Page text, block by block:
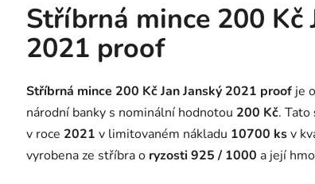
Stříbrná mince 200 Kč
2021 proof
Stříbrná mince 200 Kč Jan Janský 2021 proof je
národní banky s nominální hodnotou 200 Kč. Tato
v roce 2021 v limitovaném nákladu 10700 ksv
vyrobena ze stříbra o ryzosti 925 / 1000 a její